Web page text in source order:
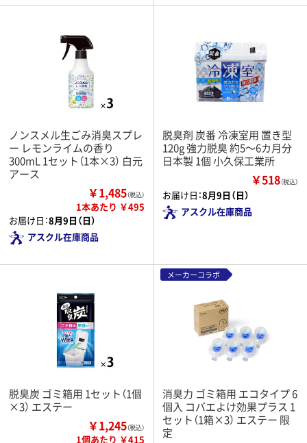
ノンスメル生ごみ消臭スプレ
ー レモンライムの香り
300mL 1セット（1本×3） 白元
アース
￥1,485（税込）
1本あたり ￥495
お届け日：8月9日（日）
アスクル在庫商品
脱臭剤 炭番 冷凍室用 置き型
120g 強力脱臭 約5～6カ月分
日本製 1個 小久保工業所
￥518（税込）
お届け日：8月9日（日）
アスクル在庫商品
脱臭炭 ゴミ箱用 1セット（1個
×3） エステー
￥1,245（税込）
1個あたり ￥415
メーカーコラボ
消臭力 ゴミ箱用 エコタイプ 6
個入 コバエよけ効果プラス 1
セット（1箱×3） エステー 限
定